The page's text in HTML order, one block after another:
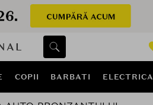
COPII BARBATI ELECTRICA